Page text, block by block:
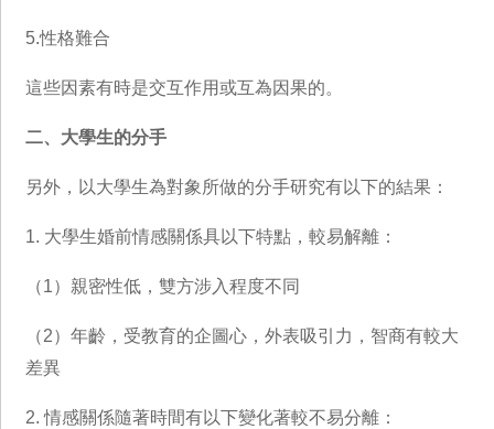
5.性格難合
這些因素有時是交互作用或互為因果的。
二、大學生的分手
另外，以大學生為對象所做的分手研究有以下的結果：
1. 大學生婚前情感關係具以下特點，較易解離：
（1）親密性低，雙方涉入程度不同
（2）年齡，受教育的企圖心，外表吸引力，智商有較大
差異
2. 情感關係隨著時間有以下變化著較不易分離：